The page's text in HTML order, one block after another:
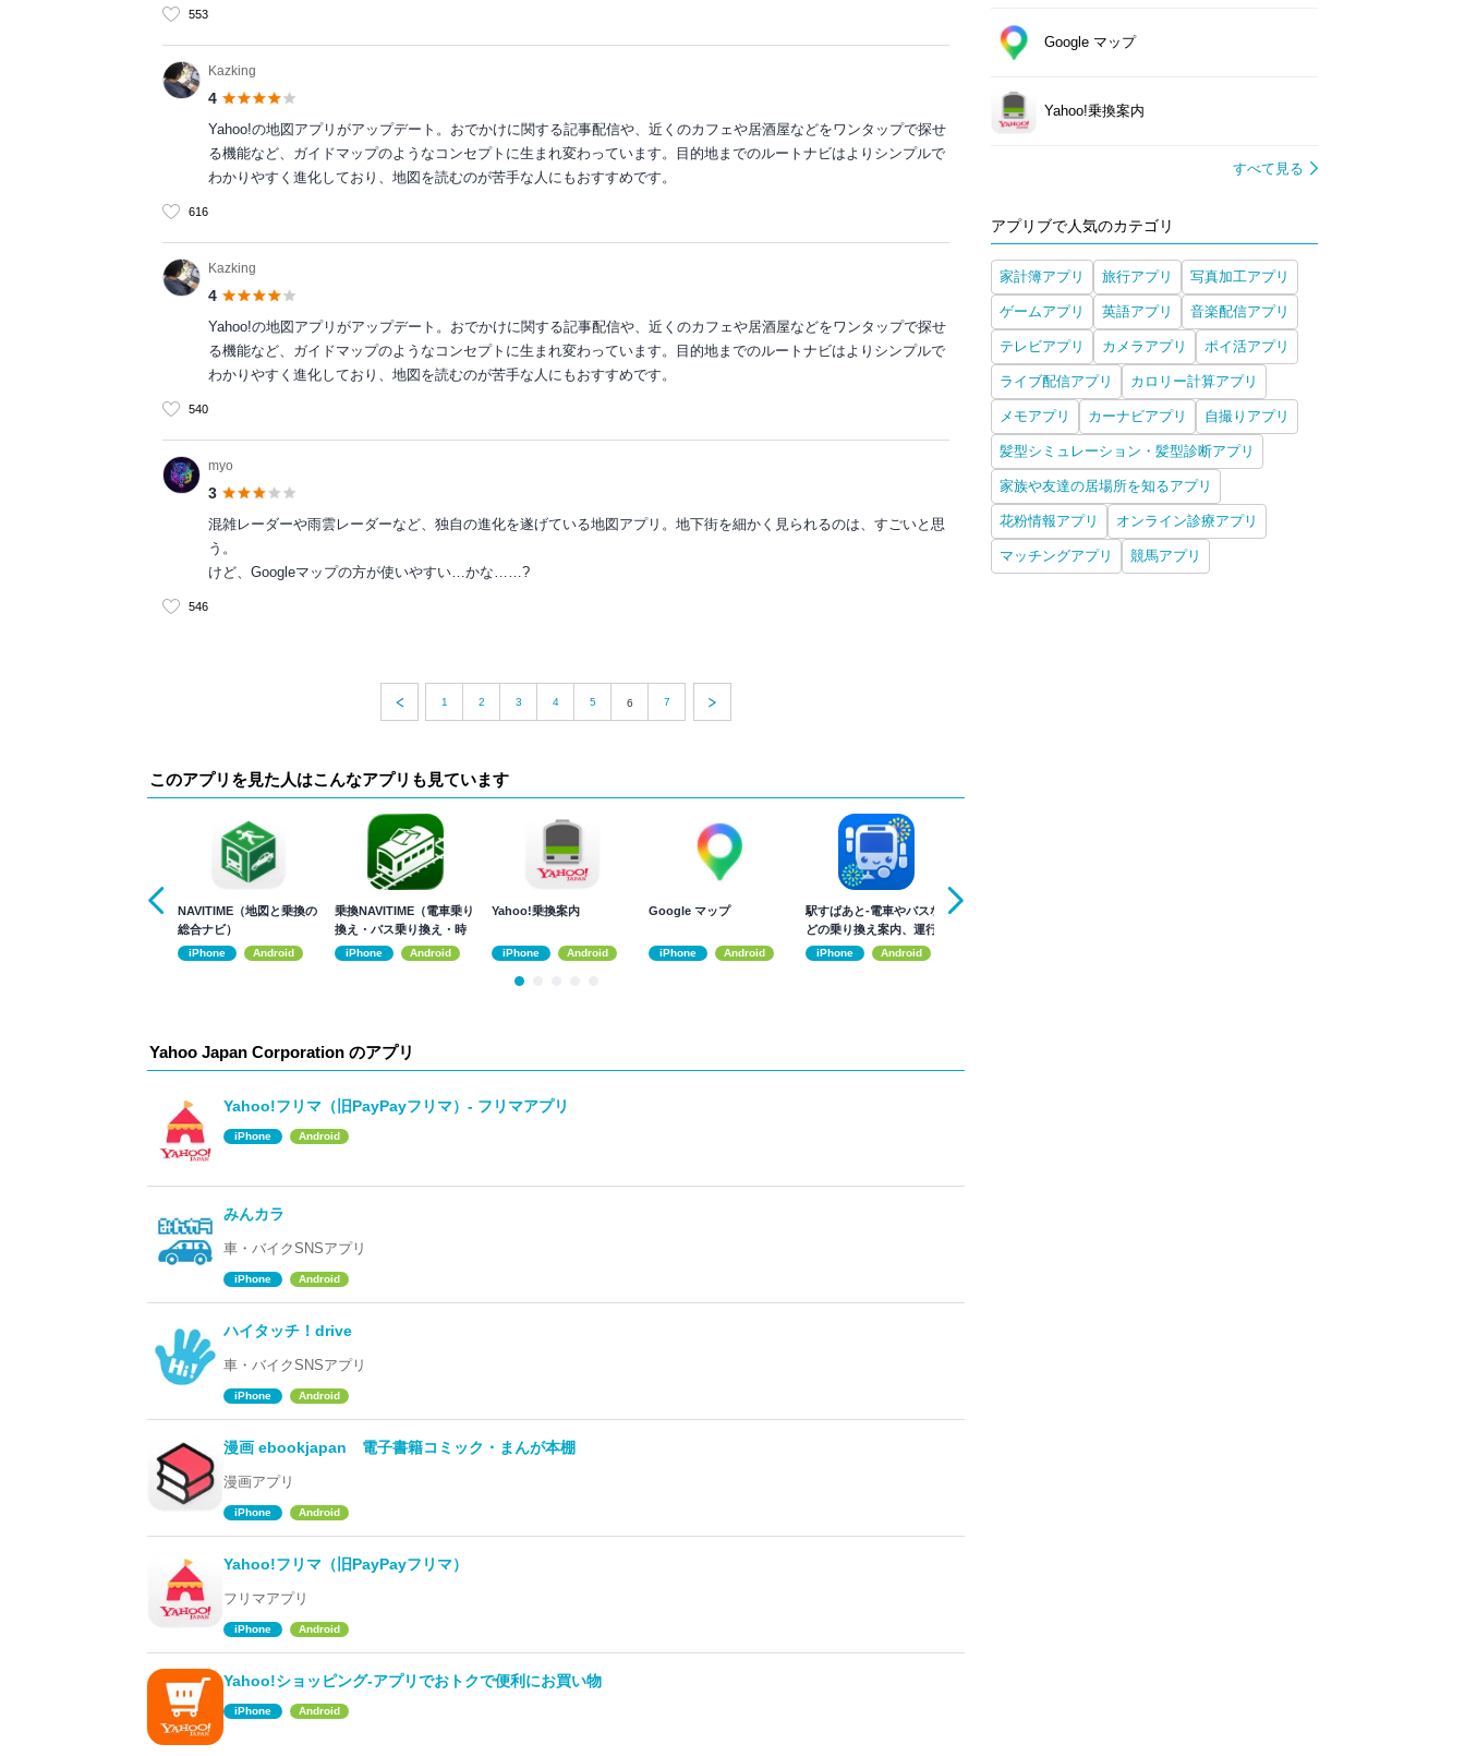
553
Kazking
4
Yahoo!の地図アプリがアップデート。おでかけに関する記事配信や、近くのカフェや居酒屋などをワンタップで探せ
る機能など、ガイドマップのようなコンセプトに生まれ変わっています。目的地までのルートナビはよりシンプルで
わかりやすく進化しており、地図を読むのが苦手な人にもおすすめです。
616
Kazking
4
Yahoo!の地図アプリがアップデート。おでかけに関する記事配信や、近くのカフェや居酒屋などをワンタップで探せ
る機能など、ガイドマップのようなコンセプトに生まれ変わっています。目的地までのルートナビはよりシンプルで
わかりやすく進化しており、地図を読むのが苦手な人にもおすすめです。
540
myo
3
混雑レーダーや雨雲レーダーなど、独自の進化を遂げている地図アプリ。地下街を細かく見られるのは、すごいと思
う。
けど、Googleマップの方が使いやすい…かな……?
546
1 2 3 4 5 6 7
このアプリを見た人はこんなアプリも見ています
NAVITIME（地図と乗換の
総合ナビ）
iPhone Android
乗換NAVITIME（電車乗り
換え・バス乗り換え・時
刻表）
iPhone Android
Yahoo!乗換案内
iPhone Android
Google マップ
iPhone Android
駅すぱあと-電車やバスな
どの乗り換え案内、運行
情報、時刻表も
iPhone Android
Yahoo Japan Corporation のアプリ
Yahoo!フリマ（旧PayPayフリマ）- フリマアプリ
iPhone Android
みんカラ
車・バイクSNSアプリ
iPhone Android
ハイタッチ！drive
車・バイクSNSアプリ
iPhone Android
漫画 ebookjapan 電子書籍コミック・まんが本棚
漫画アプリ
iPhone Android
Yahoo!フリマ（旧PayPayフリマ）
フリマアプリ
iPhone Android
Yahoo!ショッピング-アプリでおトクで便利にお買い物
iPhone Android
Google マップ
Yahoo!乗換案内
すべて見る
アプリブで人気のカテゴリ
家計簿アプリ 旅行アプリ 写真加工アプリ
ゲームアプリ 英語アプリ 音楽配信アプリ
テレビアプリ カメラアプリ ポイ活アプリ
ライブ配信アプリ カロリー計算アプリ
メモアプリ カーナビアプリ 自撮りアプリ
髪型シミュレーション・髪型診断アプリ
家族や友達の居場所を知るアプリ
花粉情報アプリ オンライン診療アプリ
マッチングアプリ 競馬アプリ